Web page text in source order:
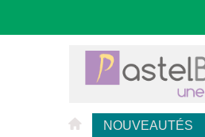
NOUVEAUTÉS